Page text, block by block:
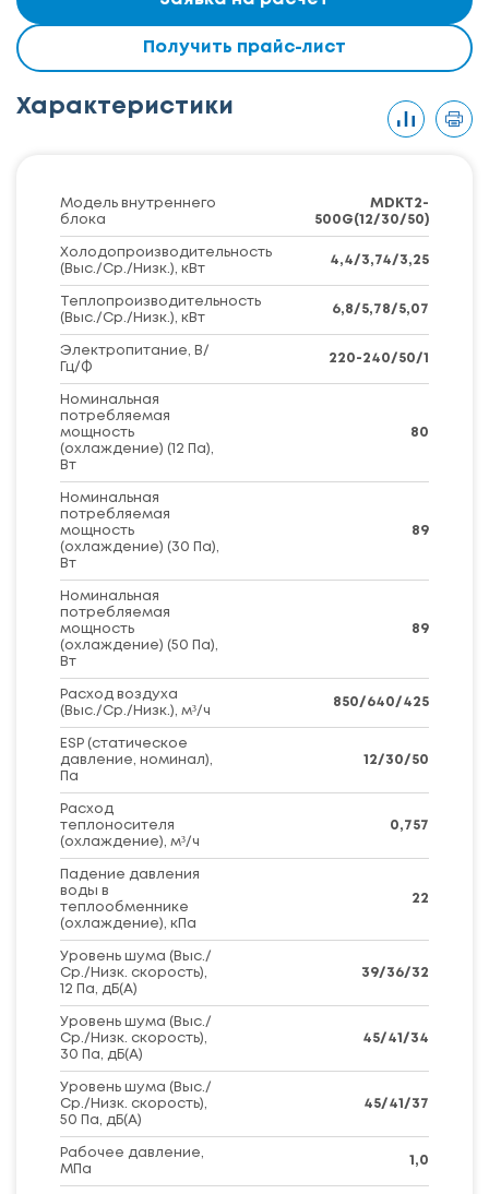
Получить прайс-лист
Характеристики
Модель внутреннего
блока
MDKT2-
500G(12/30/50)
Холодопроизводительность
(Выс./Ср./Низк.), кВт
4,4/3,74/3,25
Теплопроизводительность
(Выс./Ср./Низк.), кВт
6,8/5,78/5,07
Электропитание, В/
Гц/Ф
220-240/50/1
Номинальная
потребляемая
мощность
(охлаждение) (12 Па),
Вт
80
Номинальная
потребляемая
мощность
(охлаждение) (30 Па),
Вт
89
Номинальная
потребляемая
мощность
(охлаждение) (50 Па),
Вт
89
Расход воздуха
(Выс./Ср./Низк.), м³/ч
850/640/425
ESP (статическое
давление, номинал),
Па
12/30/50
Расход
теплоносителя
(охлаждение), м³/ч
0,757
Падение давления
воды в
теплообменнике
(охлаждение), кПа
22
Уровень шума (Выс./
Ср./Низк. скорость),
12 Па, дБ(А)
39/36/32
Уровень шума (Выс./
Ср./Низк. скорость),
30 Па, дБ(А)
45/41/34
Уровень шума (Выс./
Ср./Низк. скорость),
50 Па, дБ(А)
45/41/37
Рабочее давление,
МПа
1,0